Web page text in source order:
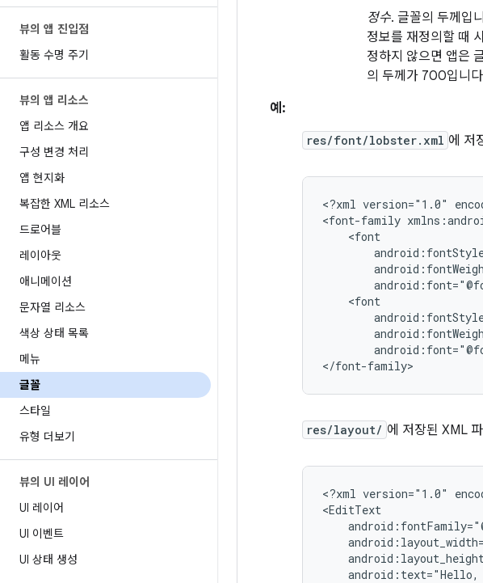
뷰의 앱 진입점
활동 수명 주기
뷰의 앱 리소스
앱 리소스 개요
구성 변경 처리
앱 현지화
복잡한 XML 리소스
드로어블
레이아웃
애니메이션
문자열 리소스
색상 상태 목록
메뉴
글꼴
스타일
유형 더보기
뷰의 UI 레이어
UI 레이어
UI 이벤트
UI 상태 생성
정수. 글꼴의 두께입
정보를 재정의할 때
정하지 않으면 앱은
의 두께가 700입니
예:
res/font/lobster.xml 에 저
<?xml version="1.0"
<font-family
</font-family>
res/layout/ 에 저장된 XML
<?xml version="1.0"
android:text="Hello,